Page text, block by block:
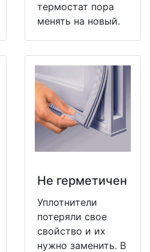
термостат пора
менять на новый.
Не герметичен
Уплотнители
потеряли свое
свойство и их
нужно заменить. В